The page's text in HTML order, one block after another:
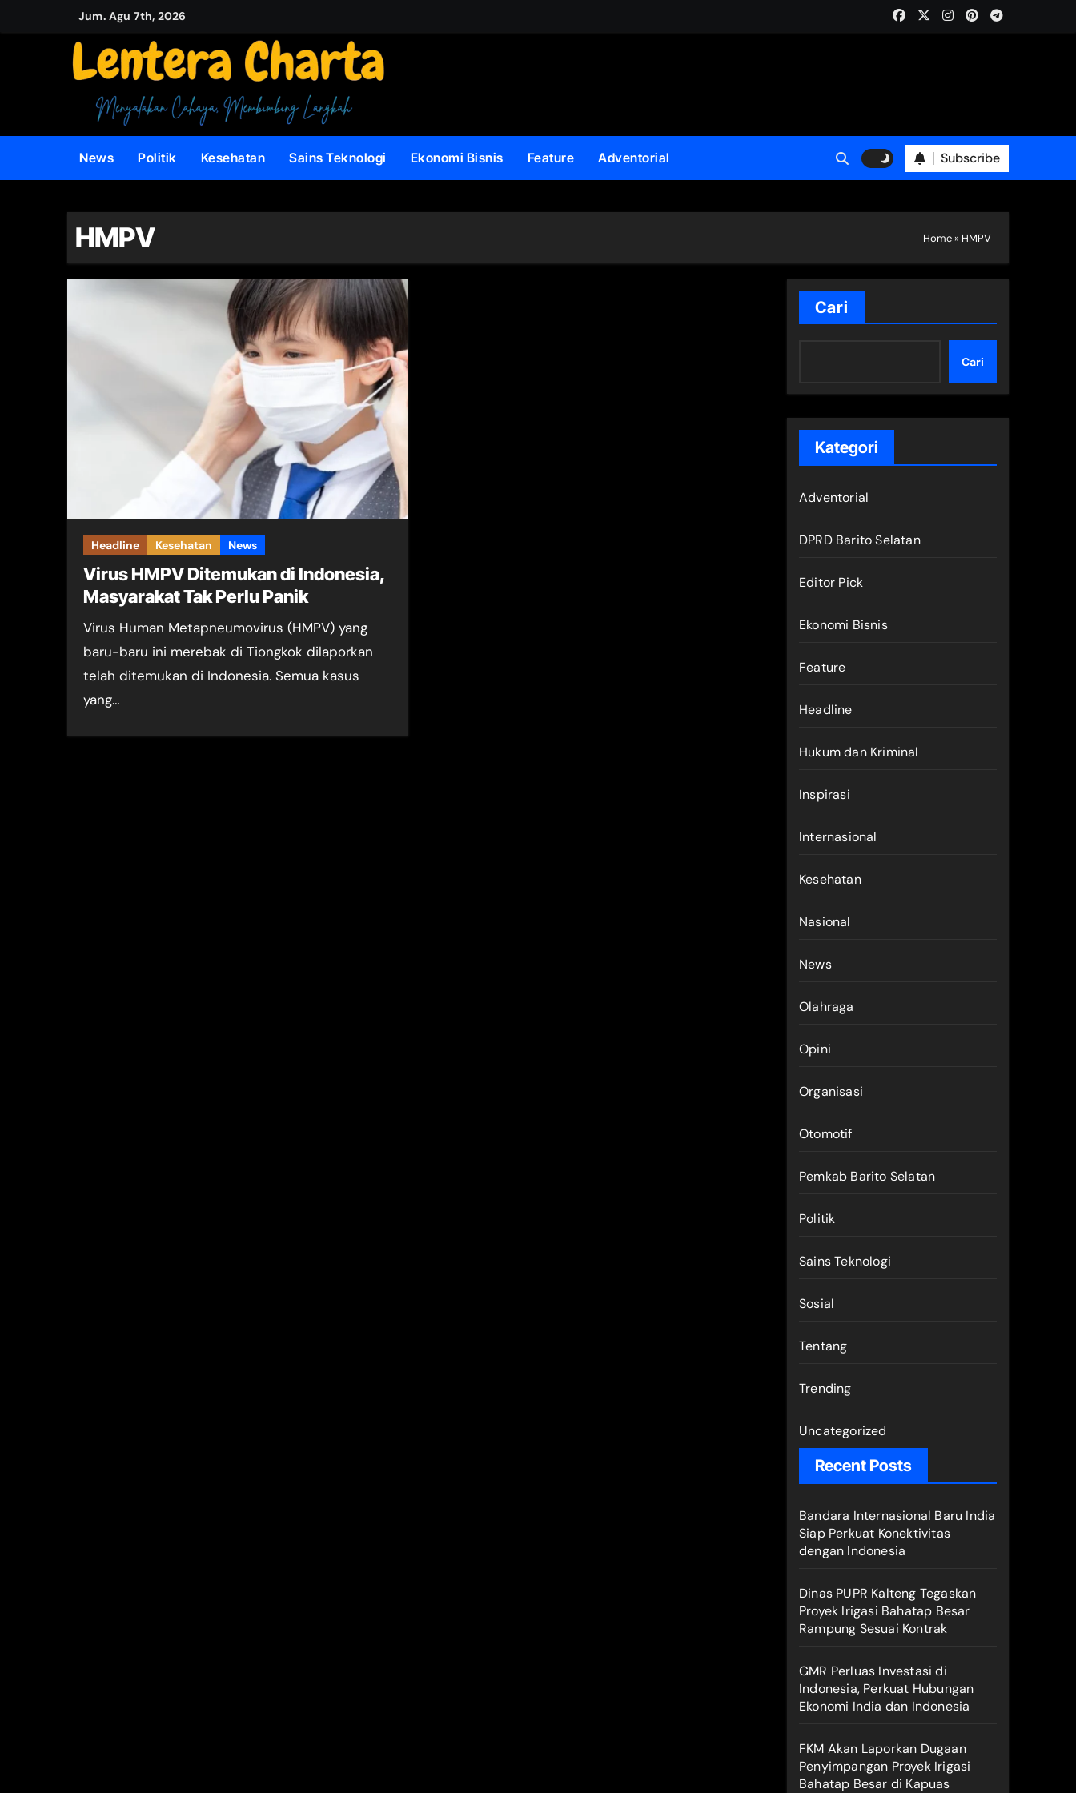
Jum. Agu 7th, 2026
News Politik Kesehatan Sains Teknologi Ekonomi Bisnis Feature Adventorial Subscribe
HMPV Home » HMPV
Headline Kesehatan News
Virus HMPV Ditemukan di Indonesia,
Masyarakat Tak Perlu Panik
Virus Human Metapneumovirus (HMPV) yang
baru-baru ini merebak di Tiongkok dilaporkan
telah ditemukan di Indonesia. Semua kasus
yang…
Cari
Cari
Kategori
Adventorial
DPRD Barito Selatan
Editor Pick
Ekonomi Bisnis
Feature
Headline
Hukum dan Kriminal
Inspirasi
Internasional
Kesehatan
Nasional
News
Olahraga
Opini
Organisasi
Otomotif
Pemkab Barito Selatan
Politik
Sains Teknologi
Sosial
Tentang
Trending
Uncategorized
Recent Posts
Bandara Internasional Baru India
Siap Perkuat Konektivitas
dengan Indonesia
Dinas PUPR Kalteng Tegaskan
Proyek Irigasi Bahatap Besar
Rampung Sesuai Kontrak
GMR Perluas Investasi di
Indonesia, Perkuat Hubungan
Ekonomi India dan Indonesia
FKM Akan Laporkan Dugaan
Penyimpangan Proyek Irigasi
Bahatap Besar di Kapuas